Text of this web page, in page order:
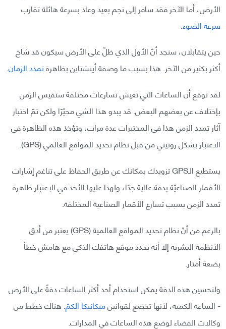
الأرض، أما الآخر فقد سافر إلى نجم بعيد وعاد بسرعة هائلة تقارب
سرعة الضوء.
حين يتقابلان، سنجد أنّ الأول الذي ظلّ على الأرض سيكون قد شاخ
أكثر بكثير من الآخر. هذا بسبب ما وصفة أينشتاين بظاهرةتمدد الزمان.
لقد توقع أن الساعات التي تعيش تسارعات مختلفة ستقيس الزمن
بإختلاف عن بعضهم البعض. قد يبدو هذا الشي محيّرًا ولكن تمّ اختبار
آثار تمدد الزمن هذا في المختبرات عدة مرات، وتؤخذ هذه الظاهرة في
الاعتبار بشكل روتيني من قبل نظام تحديد المواقع العالمي (GPS).
يستطيع الـGPS تزويدك بمكانك عن طريق الحفاظ على تناغم إشارات
الأقمار الصناعيّة بدقة عالية جدًا، ولهذا عليها الأخذ في الإعتبار ظاهرة
تمدد الزمن بسبب تسارع الأقمار الصناعية المختلفة.
بالرغم من أنّ نظام تحديد المواقع العالمية (GPS) يعتبر من أدق
الأنظمة البشرية إلا أنه يحدد موقع هاتفك الذكي مع هامش خطأ
بضعة أمتار.
ولتحسين هذه الدقة يمكن استخدام أحد أكثر الساعات دقةً على الأرض
- الساعة الكمية، لأنها تخضع لقوانينميكانيكا الكمّ. هناك خطط من
وكالات الفضاء لوضع هذه الساعات في المدارات.